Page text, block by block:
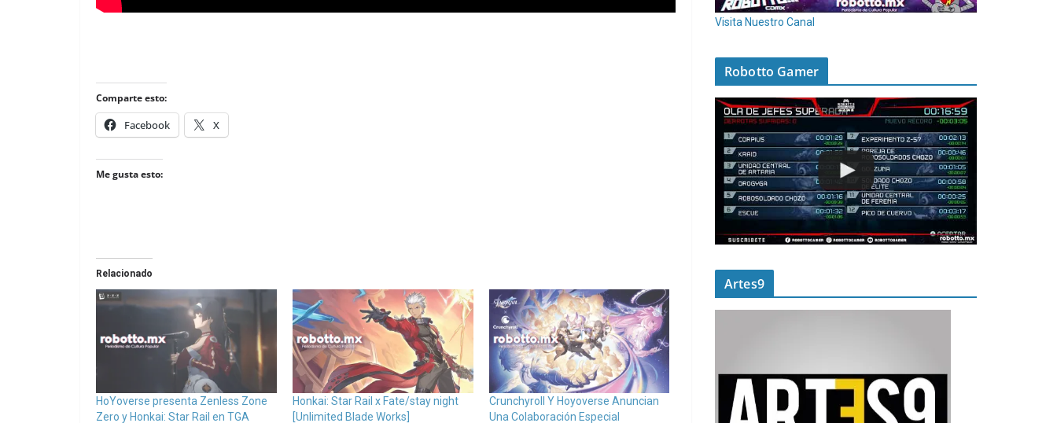
Comparte esto:
Facebook X
Me gusta esto:
Relacionado
HoYoverse presenta Zenless Zone
Zero y Honkai: Star Rail en TGA
Honkai: Star Rail x Fate/stay night
[Unlimited Blade Works]
Crunchyroll Y Hoyoverse Anuncian
Una Colaboración Especial
Visita Nuestro Canal
Robotto Gamer
Artes9